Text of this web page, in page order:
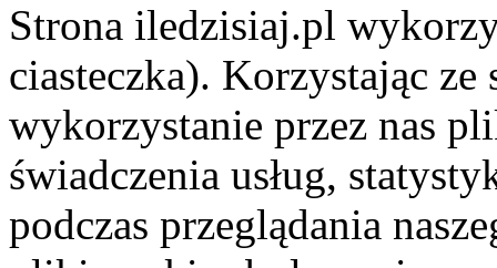
Strona iledzisiaj.pl
ciasteczka). Korzystając
wykorzystanie przez nas
świadczenia usług,
podczas przeglądania